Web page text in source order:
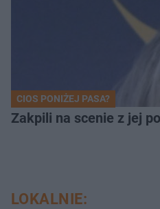
CIOS PONIŻEJ PASA?
Zakpili na scenie z jej
LOKALNIE: